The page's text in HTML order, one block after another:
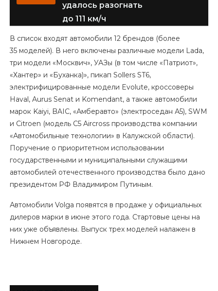
удалось разогнать
до 111 км/ч
В список входят автомобили 12 брендов (более
35 моделей). В него включены различные модели Lada,
три модели «Москвич», УАЗы (в том числе «Патриот»,
«Хантер» и «Буханка)», пикап Sollers ST6,
электрифицированные модели Evolute, кроссоверы
Haval, Aurus Senat и Komendant, а также автомобили
марок Kaiyi, BAIC, «Амберавто» (электроседан А5), SWM
и Citroen (модель C5 Aircross производства компании
«Автомобильные технологии» в Калужской области).
Поручение о приоритетном использовании
государственными и муниципальными служащими
автомобилей отечественного производства было дано
президентом РФ Владимиром Путиным.
Автомобили Volga появятся в продаже у официальных
дилеров марки в июне этого года. Стартовые цены на
них уже объявлены. Выпуск трех моделей налажен в
Нижнем Новгороде.